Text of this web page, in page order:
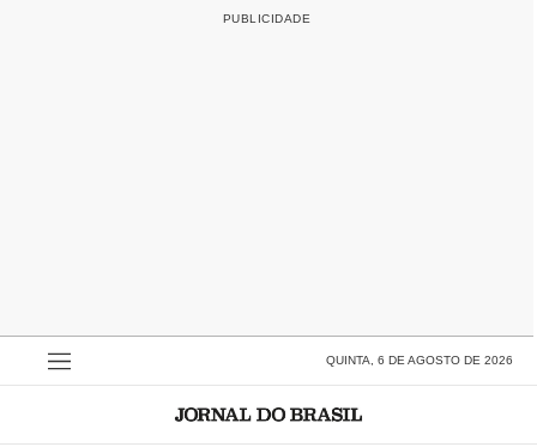
QUINTA, 6 DE AGOSTO DE 2026